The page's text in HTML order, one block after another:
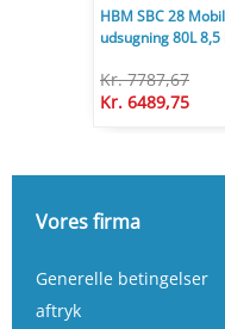
HBM SBC 28
udsugning 80L
Kr. 7787,67
Kr. 6489,75
Vores firma
Generelle betingelser
aftryk